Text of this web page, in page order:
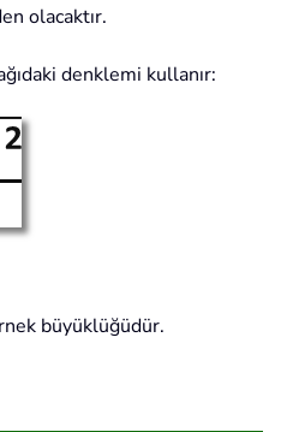
olacaktır.
denklemi kullanır:
büyüklüğüdür.